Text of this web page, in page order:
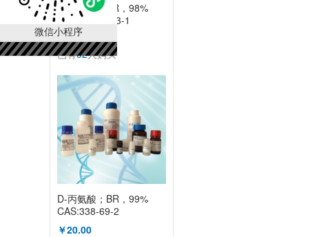
微信小程序
D-丙氨醇；BR，98%
CAS:35320-23-1
KL1008A
￥540.00
已有52人购买
D-丙氨酸；BR，99%
CAS:338-69-2
（KL1002A）
￥20.00